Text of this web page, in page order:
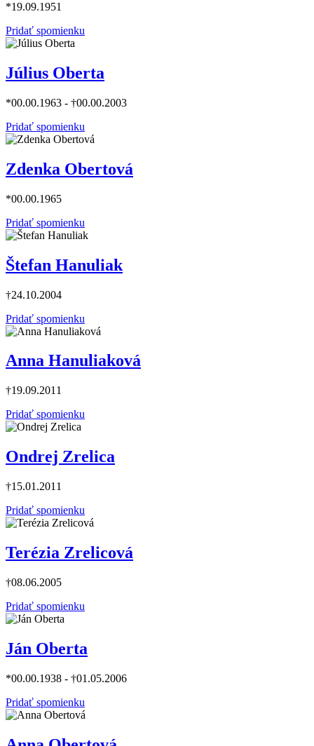
*19.09.1951
Pridať spomienku
Július Oberta
*00.00.1963 - †00.00.2003
Pridať spomienku
Zdenka Obertová
*00.00.1965
Pridať spomienku
Štefan Hanuliak
†24.10.2004
Pridať spomienku
Anna Hanuliaková
†19.09.2011
Pridať spomienku
Ondrej Zrelica
†15.01.2011
Pridať spomienku
Terézia Zrelicová
†08.06.2005
Pridať spomienku
Ján Oberta
*00.00.1938 - †01.05.2006
Pridať spomienku